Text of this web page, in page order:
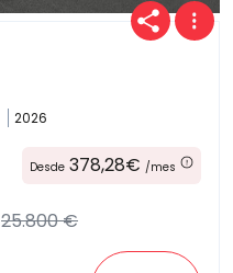
2026
Desde 378,28€ /mes
25.800 €